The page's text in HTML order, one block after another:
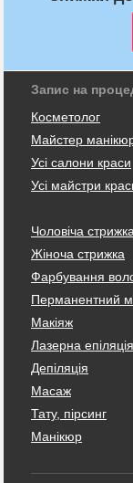
Запис на
Косметолог
Майстер
Усі салони краси
Усі майстри
Чоловіча стрижка
Жіноча стрижка
Фарбування
Перманентний
Макіяж
Лазерна епіляція
Депіляція
Масаж
Тату, пірсинг
Манікюр